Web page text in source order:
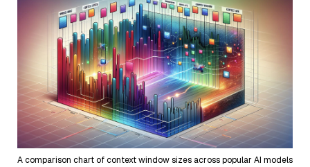
A comparison chart of context window sizes across popular AI models